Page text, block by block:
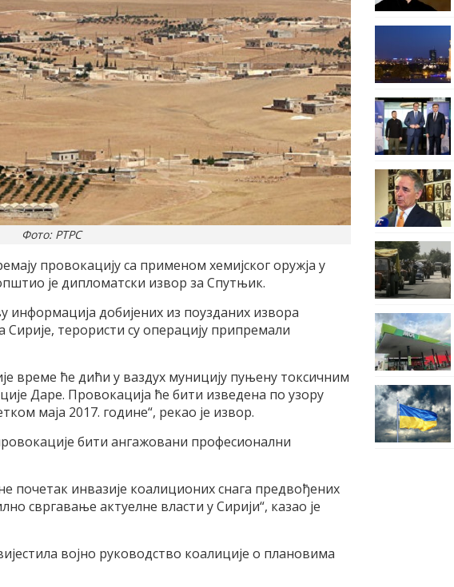
Фото: РТРС
провокацију са применом хемијског оружја у
је дипломатски извор за Спутњик.
добијених из поузданих извора
Сирије, терористи су операцију припремали
време ће дићи у ваздух муницију пуњену токсичним
Даре. Провокација ће бити изведена по узору
маја 2017. године“, рекао је извор.
бити ангажовани професионални
почетак инвазије коалиционих снага предвођених
свргавање актуелне власти у Сирији“, казао је
војно руководство коалиције о плановима